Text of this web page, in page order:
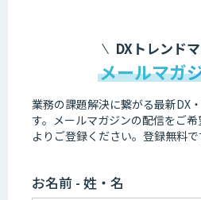
DXトレンド
メールマガ
業務の課題解決に繋がる最新DX
す。 メールマガジンの配信をご
よりご登録ください。登録無料で
お名前 - 姓・名